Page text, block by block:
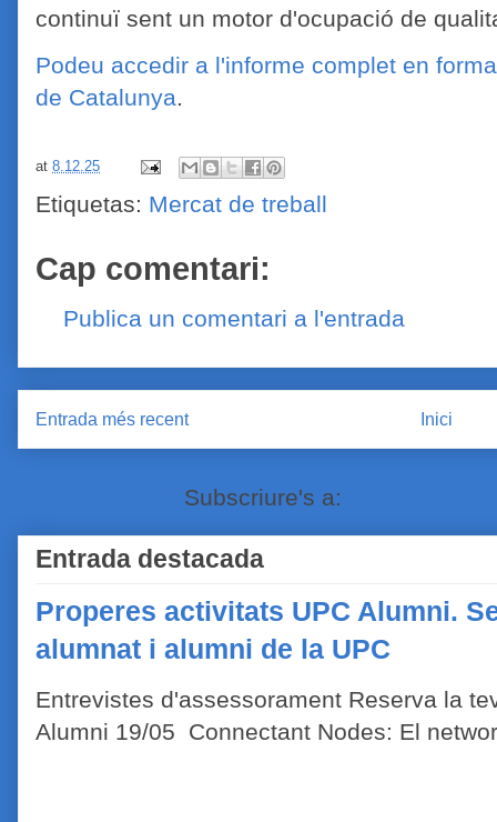
continuï sent un motor d'ocupació de
Podeu accedir a l'informe complet en
de Catalunya.
at 8.12.25
Etiquetas: Mercat de treball
Cap comentari:
Publica un comentari a l'entrada
Entrada més recent Inici
Subscriure's a:
Entrada destacada
Properes activitats UPC Alumni.
alumnat i alumni de la UPC
Entrevistes d'assessorament Reserva la
Alumni 19/05 Connectant Nodes: El